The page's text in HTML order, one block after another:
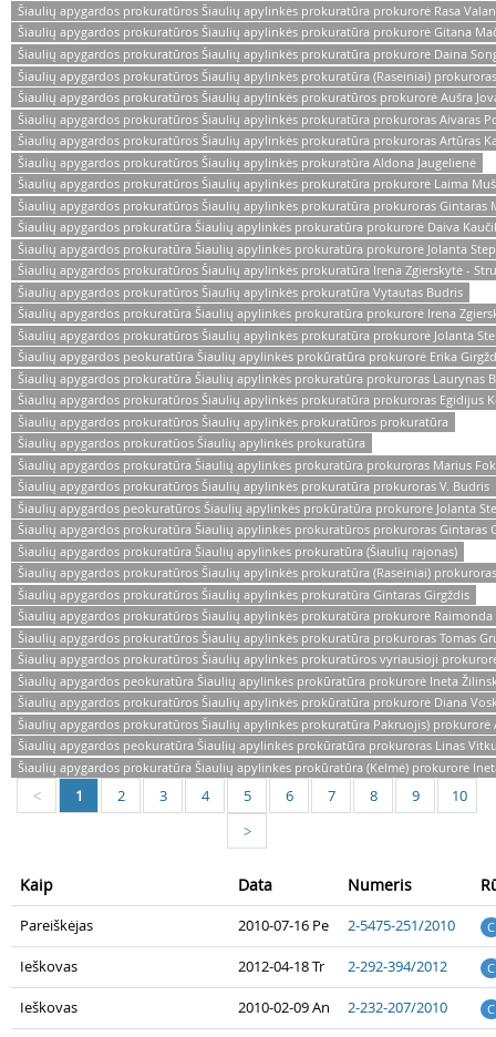
Šiaulių apygardos prokuratūros Šiaulių apylinkės prokuratūra prokurorė Rasa
Šiaulių apygardos prokuratūros Šiaulių apylinkės prokuratūra prokurorė Gitana
Šiaulių apygardos prokuratūros Šiaulių apylinkės prokuratūra prokurorė Daina
Šiaulių apygardos prokuratūros Šiaulių apylinkės prokuratūra (Raseiniai)
Šiaulių apygardos prokuratūros Šiaulių apylinkės prokuratūros prokurorė Aušra
Šiaulių apygardos prokuratūros Šiaulių apylinkės prokuratūra prokuroras Aivaras
Šiaulių apygardos prokuratūros Šiaulių apylinkės prokuratūra prokuroras Artūras
Šiaulių apygardos prokuratūros Šiaulių apylinkės prokuratūra Aldona Jaugelienė
Šiaulių apygardos prokuratūros Šiaulių apylinkės prokuratūra prokurorė Laima
Šiaulių apygardos prokuratūros Šiaulių apylinkės prokuratūra prokuroras Gintaras
Šiaulių apygardos prokuratūra Šiaulių apylinkės prokuratūra prokurorė Daiva
Šiaulių apygardos prokuratūra Šiaulių apylinkės prokuratūra prokurorė Jolanta
Šiaulių apygardos prokuratūros Šiaulių apylinkės prokuratūra Irena Zgierskytė -
Šiaulių apygardos prokuratūros Šiaulių apylinkės prokuratūra Vytautas Budris
Šiaulių apygardos prokuratūra Šiaulių apylinkės prokuratūra prokurorė Irena
Šiaulių apygardos prokuratūros Šiaulių apylinkės prokuratūra prokurorė Jolanta
Šiaulių apygardos peokuratūra Šiaulių apylinkės prokūratūra prokurorė Erika
Šiaulių apygardos prokuratūra Šiaulių apylinkės prokuratūra prokuroras Laurynas
Šiaulių apygardos prokuratūros Šiaulių apylinkės prokuratūra prokuroras Egidijus
Šiaulių apygardos prokuratūros Šiaulių apylinkės prokuratūros prokuratūra
Šiaulių apygardos prokuratūos Šiaulių apylinkės prokuratūra
Šiaulių apygardos prokuratūra Šiaulių apylinkės prokuratūra prokuroras Marius
Šiaulių apygardos prokuratūros Šiaulių apylinkės prokuratūra prokuroras V. Budris
Šiaulių apygardos peokuratūros Šiaulių apylinkės prokūratūra prokurorė Jolanta
Šiaulių apygardos prokuratūra Šiaulių apylinkės prokuratūros prokuroras Gintaras
Šiaulių apygardos prokuratūra Šiaulių apylinkės prokuratūra (Šiaulių rajonas)
Šiaulių apygardos prokuratūros Šiaulių apylinkės prokuratūra (Raseiniai)
Šiaulių apygardos prokuratūros Šiaulių apylinkės prokuratūra Gintaras Girgždis
Šiaulių apygardos prokuratūros Šiaulių apylinkės prokuratūra prokurorė Raimonda
Šiaulių apygardos prokuratūros Šiaulių apylinkės prokuratūra prokuroras Tomas
Šiaulių apygardos prokuratūros Šiaulių apylinkės prokuratūros vyriausioji
Šiaulių apygardos peokuratūra Šiaulių apylinkės prokūratūra prokurorė Ineta
Šiaulių apygardos prokuratūros Šiaulių apylinkės prokūratūra prokurorė Diana
Šiaulių apygardos prokuratūros Šiaulių apylinkės prokuratūra Pakruojis) prokurorė
Šiaulių apygardos peokuratūra Šiaulių apylinkės prokūratūra prokuroras Linas
Šiaulių apygardos prokuratūra Šiaulių apylinkės prokūratūra (Kelmė) prokurorė
< 1 2 3 4 5 6 7 8 9 10
>
Kaip Data Numeris
Pareiškėjas 2010-07-16 Pe 2-5475-251/2010 C
Ieškovas 2012-04-18 Tr 2-292-394/2012 C
Ieškovas 2010-02-09 An 2-232-207/2010 C